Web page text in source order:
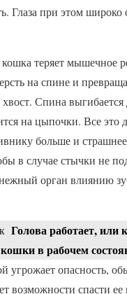
Глаза при этом широко
теряет мышечное
на спине и
Спина выгибается
на цыпочки. Все это
больше и
в случае стычки не
орган влиянию
Голова работает, или
в рабочем
угрожает опасность,
возможности спасти